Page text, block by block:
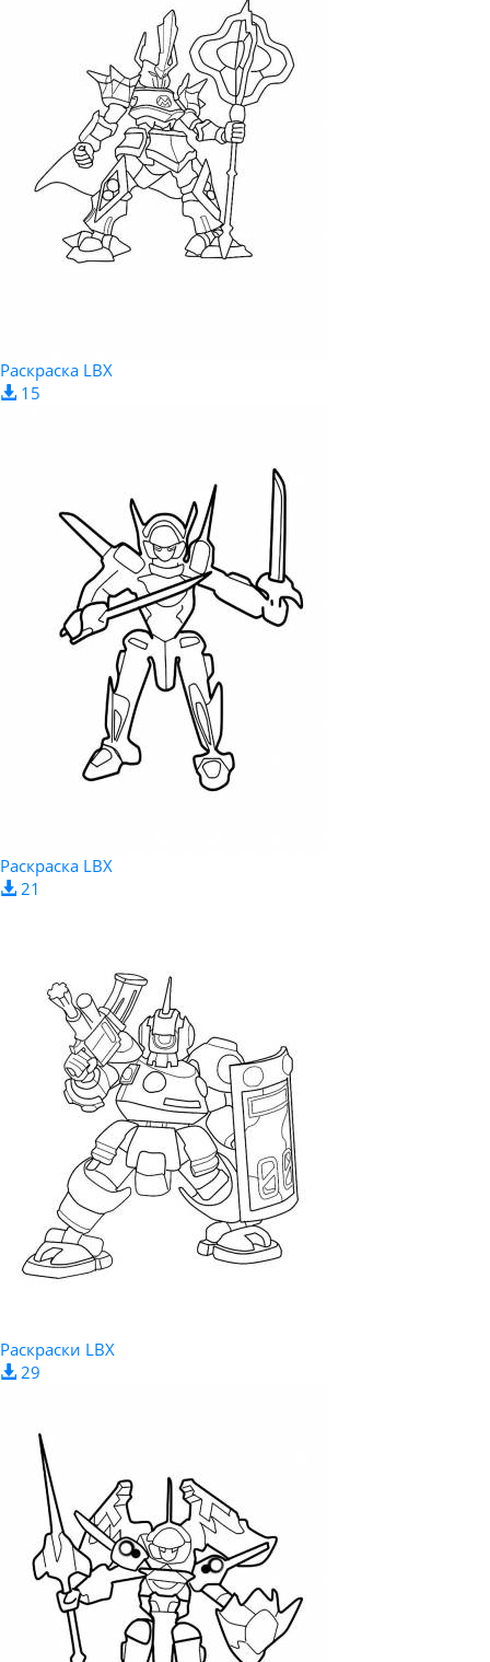
Раскраска LBX
15
Раскраска LBX
21
Раскраски LBX
29